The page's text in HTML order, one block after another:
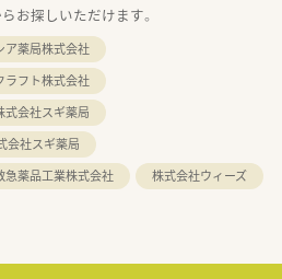
お探しいただけます。
ア薬局株式会社
ラフト株式会社
式会社スギ薬局
会社スギ薬局
急薬品工業株式会社 株式会社ウィーズ